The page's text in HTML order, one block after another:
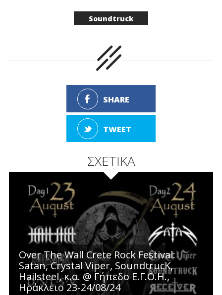
Soundtruck
SHARE
TWEET
ΣΧΕΤΙΚΑ
Over The Wall Crete Rock Festival:
Satan, Crystal Viper, SoundtrucK,
Hailsteel, κ.α. @ Γήπεδο Ε.Γ.Ο.Η.,
Ηράκλειο 23-24/08/24